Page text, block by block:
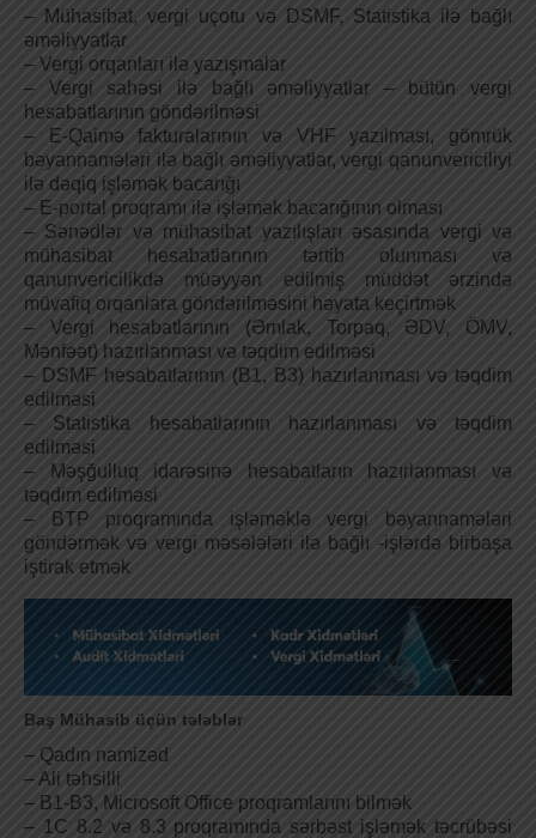
– Mühasibat, vergi uçotu və DSMF, Statistika ilə bağlı
əməliyyatlar
– Vergi orqanları ilə yazışmalar
– Vergi sahəsi ilə bağlı əməliyyatlar – bütün vergi
hesabatlarının göndərilməsi
– E-Qaimə fakturalarının və VHF yazılması, gömrük
bəyannamələri ilə bağlı əməliyyatlar, vergi qanunvericiliyi
ilə dəqiq işləmək bacarığı
– E-portal proqramı ilə işləmək bacarığının olması
– Sənədlər və mühasibat yazılışları əsasında vergi və
mühasibat hesabatlarının tərtib olunması və
qanunvericilikdə müəyyən edilmiş müddət ərzində
müvafiq orqanlara göndərilməsini həyata keçirtmək
– Vergi hesabatlarının (Əmlak, Torpaq, ƏDV, ÖMV,
Mənfəət) hazırlanması və təqdim edilməsi
– DSMF hesabatlarının (B1, B3) hazırlanması və təqdim
edilməsi
– Statistika hesabatlarının hazırlanması və təqdim
edilməsi
– Məşğulluq idarəsinə hesabatların hazırlanması və
təqdim edilməsi
– BTP proqramında işləməklə vergi bəyannamələri
göndərmək və vergi məsələləri ilə bağlı -işlərdə birbaşa
iştirak etmək
Baş Mühasib üçün tələblər
– Qadın namizəd
– Ali təhsilli
– B1-B3, Microsoft Office proqramlarını bilmək
– 1C 8.2 və 8.3 proqramında sərbəst işləmək təcrübəsi